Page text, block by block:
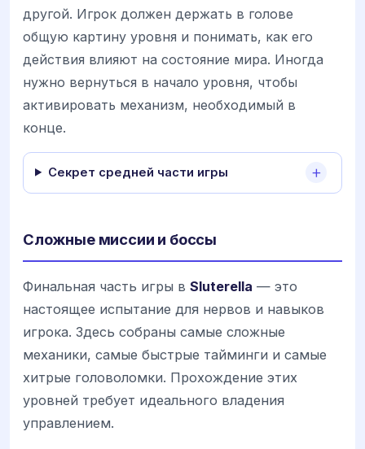
другой. Игрок должен держать в голове
общую картину уровня и понимать, как его
действия влияют на состояние мира. Иногда
нужно вернуться в начало уровня, чтобы
активировать механизм, необходимый в
конце.
Секрет средней части игры
Сложные миссии и боссы
Финальная часть игры в Sluterella — это
настоящее испытание для нервов и навыков
игрока. Здесь собраны самые сложные
механики, самые быстрые тайминги и самые
хитрые головоломки. Прохождение этих
уровней требует идеального владения
управлением.